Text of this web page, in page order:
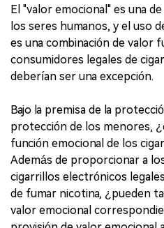
El "valor emocional" es una
los seres humanos, y el uso
es una combinación de valor
consumidores legales de
deberían ser una excepción.
Bajo la premisa de la
protección de los menores,
función emocional de los
Además de proporcionar a
cigarrillos electrónicos
de fumar nicotina, ¿pueden
valor emocional